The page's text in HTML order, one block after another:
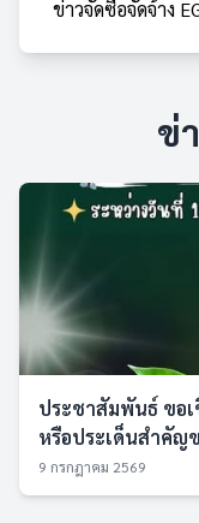
ข่าวจัดซื้อจัดจ้าง
ข่
ประชาสัมพันธ์ ขอ
หรือประเด็นสำคัญ
9 กรกฎาคม 2569